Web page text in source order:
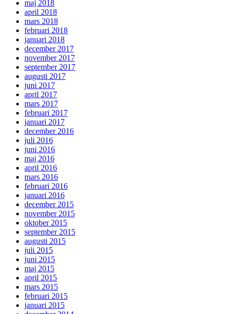
maj 2018
april 2018
mars 2018
februari 2018
januari 2018
december 2017
november 2017
september 2017
augusti 2017
juni 2017
april 2017
mars 2017
februari 2017
januari 2017
december 2016
juli 2016
juni 2016
maj 2016
april 2016
mars 2016
februari 2016
januari 2016
december 2015
november 2015
oktober 2015
september 2015
augusti 2015
juli 2015
juni 2015
maj 2015
april 2015
mars 2015
februari 2015
januari 2015